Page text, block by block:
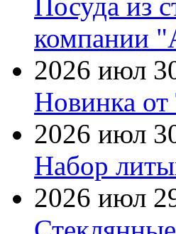
компании
2026 июл
Новинка
2026 июл
Набор
2026 июл